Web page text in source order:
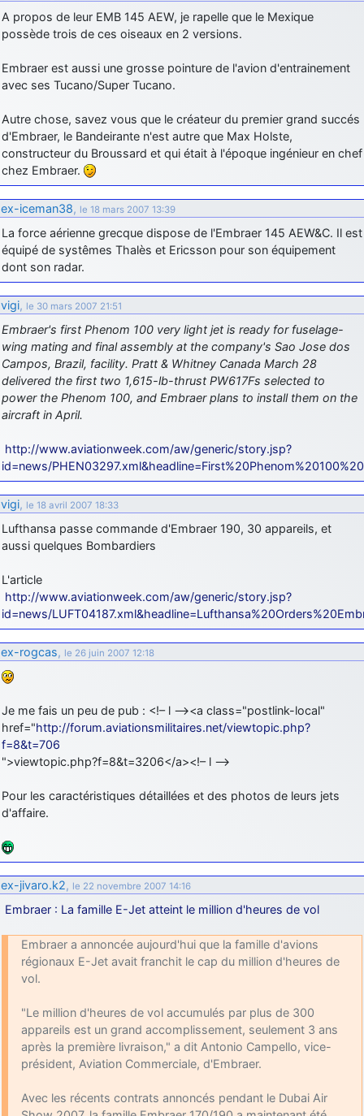
A propos de leur EMB 145 AEW, je rapelle que le Mexique
possède trois de ces oiseaux en 2 versions.
Embraer est aussi une grosse pointure de l'avion d'entrainement
avec ses Tucano/Super Tucano.
Autre chose, savez vous que le créateur du premier grand succés
d'Embraer, le Bandeirante n'est autre que Max Holste,
constructeur du Broussard et qui était à l'époque ingénieur en chef
chez Embraer.
ex-iceman38, le 18 mars 2007 13:39
La force aérienne grecque dispose de l'Embraer 145 AEW&C. Il est
équipé de systêmes Thalès et Ericsson pour son équipement
dont son radar.
vigi, le 30 mars 2007 21:51
Embraer's first Phenom 100 very light jet is ready for fuselage-
wing mating and final assembly at the company's Sao Jose dos
Campos, Brazil, facility. Pratt & Whitney Canada March 28
delivered the first two 1,615-lb-thrust PW617Fs selected to
power the Phenom 100, and Embraer plans to install them on the
aircraft in April.
http://www.aviationweek.com/aw/generic/story.jsp?
id=news/
vigi, le 18 avril 2007 18:33
Lufthansa passe commande d'Embraer 190, 30 appareils, et
aussi quelques Bombardiers
L'article
http://www.aviationweek.com/aw/generic/story.jsp?
id=news/
ex-rogcas, le 26 juin 2007 12:18
Je me fais un peu de pub : <!– l –><a class="postlink-local"
href="http://forum.aviationsmilitaires.net/viewtopic.php?
f=8&t=706
">viewtopic.php?f=8&t=3206</a><!– l –>
Pour les caractéristiques détaillées et des photos de leurs jets
d'affaire.
ex-jivaro.k2, le 22 novembre 2007 14:16
Embraer : La famille E-Jet atteint le million d'heures de vol
Embraer a annoncée aujourd'hui que la famille d'avions
régionaux E-Jet avait franchit le cap du million d'heures de
vol.
"Le million d'heures de vol accumulés par plus de 300
appareils est un grand accomplissement, seulement 3 ans
après la première livraison," a dit Antonio Campello, vice-
président, Aviation Commerciale, d'Embraer.
Avec les récents contrats annoncés pendant le Dubai Air